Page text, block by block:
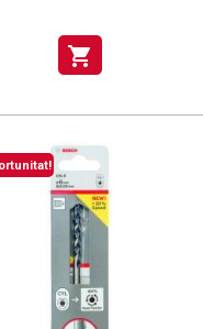
shopping_cart